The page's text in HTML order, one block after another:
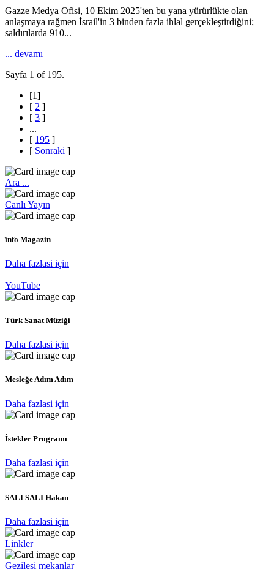
Gazze Medya Ofisi, 10 Ekim 2025'ten bu yana yürürlükte olan
anlaşmaya rağmen İsrail'in 3 binden fazla ihlal gerçekleştirdiğini;
saldırılarda 910...
... devamı
Sayfa 1 of 195.
[1]
[ 2 ]
[ 3 ]
...
[ 195 ]
[ Sonraki ]
Ara ...
Canlı Yayın
înfo Magazin
Daha fazlasi için
YouTube
Türk Sanat Müziği
Daha fazlasi için
Mesleğe Adım Adım
Daha fazlasi için
İstekler Programı
Daha fazlasi için
SALI SALI Hakan
Daha fazlasi için
Linkler
Gezilesi mekanlar